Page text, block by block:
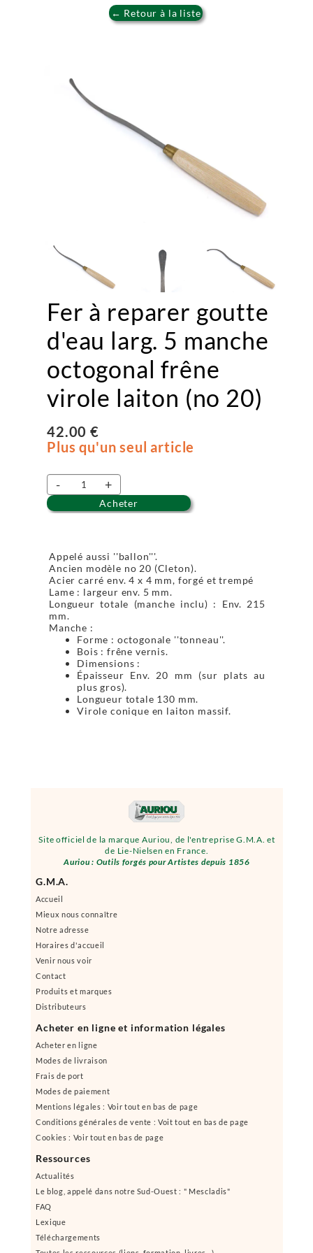
Site officiel de la marque Auriou, de l'entreprise G.M.A. et
de Lie-Nielsen en France.
Auriou : Outils forgés pour Artistes depuis 1856
G.M.A.
Accueil
Mieux nous connaître
Notre adresse
Horaires d'accueil
Venir nous voir
Contact
Produits et marques
Distributeurs
Acheter en ligne et information légales
Acheter en ligne
Modes de livraison
Frais de port
Modes de paiement
Mentions légales : Voir tout en bas de page
Conditions générales de vente : Voit tout en bas de page
Cookies : Voir tout en bas de page
Ressources
Actualités
Le blog, appelé dans notre Sud-Ouest : " Mescladis"
FAQ
Lexique
Téléchargements
← Retour à la liste
Fer à reparer goutte
d'eau larg. 5 manche
octogonal frêne
virole laiton (no 20)
42.00 €
Plus qu'un seul article
- +
Acheter
Appelé aussi ''ballon'''.
Ancien modèle no 20 (Cleton).
Acier carré env. 4 x 4 mm, forgé et trempé
Lame : largeur env. 5 mm.
Longueur totale (manche inclu) : Env. 215
mm.
Manche :
Forme : octogonale ''tonneau''.
Bois : frêne vernis.
Dimensions :
Épaisseur Env. 20 mm (sur plats au
plus gros).
Longueur totale 130 mm.
Virole conique en laiton massif.